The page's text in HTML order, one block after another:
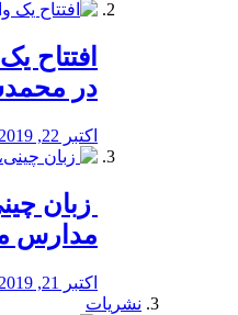
افتتاح
در
اکتبر 22, 2019
زبان
مدارس
اکتبر 21, 2019
نشریات